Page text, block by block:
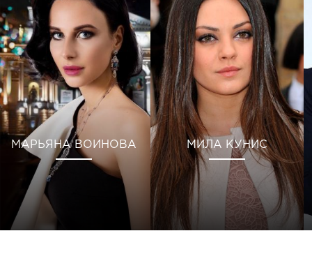
МАРЬЯНА ВОИНОВА МИЛА КУНИС